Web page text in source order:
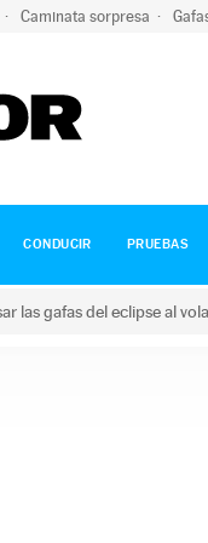
Caminata sorpresa
CONDUCIR PRUEBAS
las gafas del eclipse al